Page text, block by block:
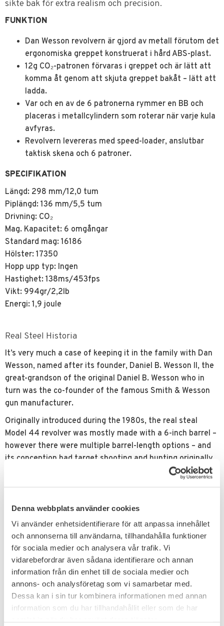
Denna webbplats använder cookies
Vi använder enhetsidentifierare för att anpassa innehållet
och annonserna till användarna, tillhandahålla funktioner
för sociala medier och analysera vår trafik. Vi
vidarebefordrar även sådana identifierare och annan
information från din enhet till de sociala medier och
annons- och analysföretag som vi samarbetar med.
Dessa kan i sin tur kombinera informationen med annan
information som du har tillhandahållit eller som de har
sikte bak för extra realism och precision.
FUNKTION
Dan Wesson revolvern är gjord av metall förutom det
ergonomiska greppet konstruerat i hård ABS-plast.
12g CO₂-patronen förvaras i greppet och är lätt att
komma åt genom att skjuta greppet bakåt – lätt att
ladda.
Var och en av de 6 patronerna rymmer en BB och
placeras i metallcylindern som roterar när varje kula
avfyras.
Revolvern levereras med speed-loader, anslutbar
taktisk skena och 6 patroner.
SPECIFIKATION
Längd: 298 mm/12,0 tum
Piplängd: 136 mm/5,5 tum
Drivning: CO₂
Mag. Kapacitet: 6 omgångar
Standard mag: 16186
Hölster: 17350
Hopp upp typ: Ingen
Hastighet: 138ms/453fps
Vikt: 994gr/2,2lb
Energi: 1,9 joule
Real Steel Historia
It’s very much a case of keeping it in the family with Dan
Wesson, named after its founder, Daniel B. Wesson II, the
great-grandson of the original Daniel B. Wesson who in
turn was the co-founder of the famous Smith & Wesson
gun manufacturer.
Originally introduced during the 1980s, the real steal
Model 44 revolver was mostly made with a 6-inch barrel –
however there were multiple barrel-length options – and
its conception had target shooting and hunting originally
When people think of Dan Wesson, they will invariably
such as this.
Related products
FAVORITE